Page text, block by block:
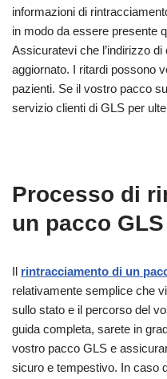
informazioni di
in modo da essere presente
Assicuratevi che l’indirizzo
aggiornato. I ritardi possono
pazienti. Se il vostro pacco
servizio clienti di GLS per
Processo di
un pacco GLS
Il rintracciamento di un
relativamente semplice che
sullo stato e il percorso del
guida completa, sarete in
vostro pacco GLS e
sicuro e tempestivo. In caso